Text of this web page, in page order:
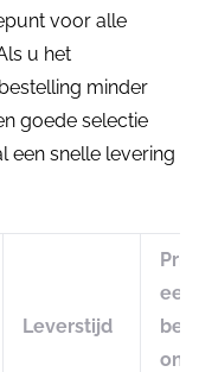
voor alle
u het
minder
goede selectie
een snelle levering
Leverstijd
een